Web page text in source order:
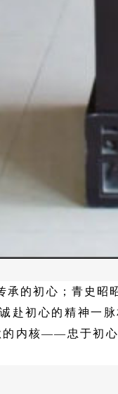
承的初心；青史
赴初心的精神一
内核——忠于初